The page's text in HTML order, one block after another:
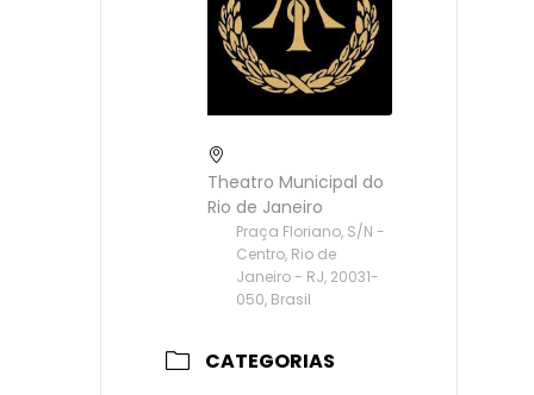
Theatro Municipal do
Rio de Janeiro
Praça Floriano, S/N -
Centro, Rio de
Janeiro - RJ, 20031-
050, Brasil
CATEGORIAS